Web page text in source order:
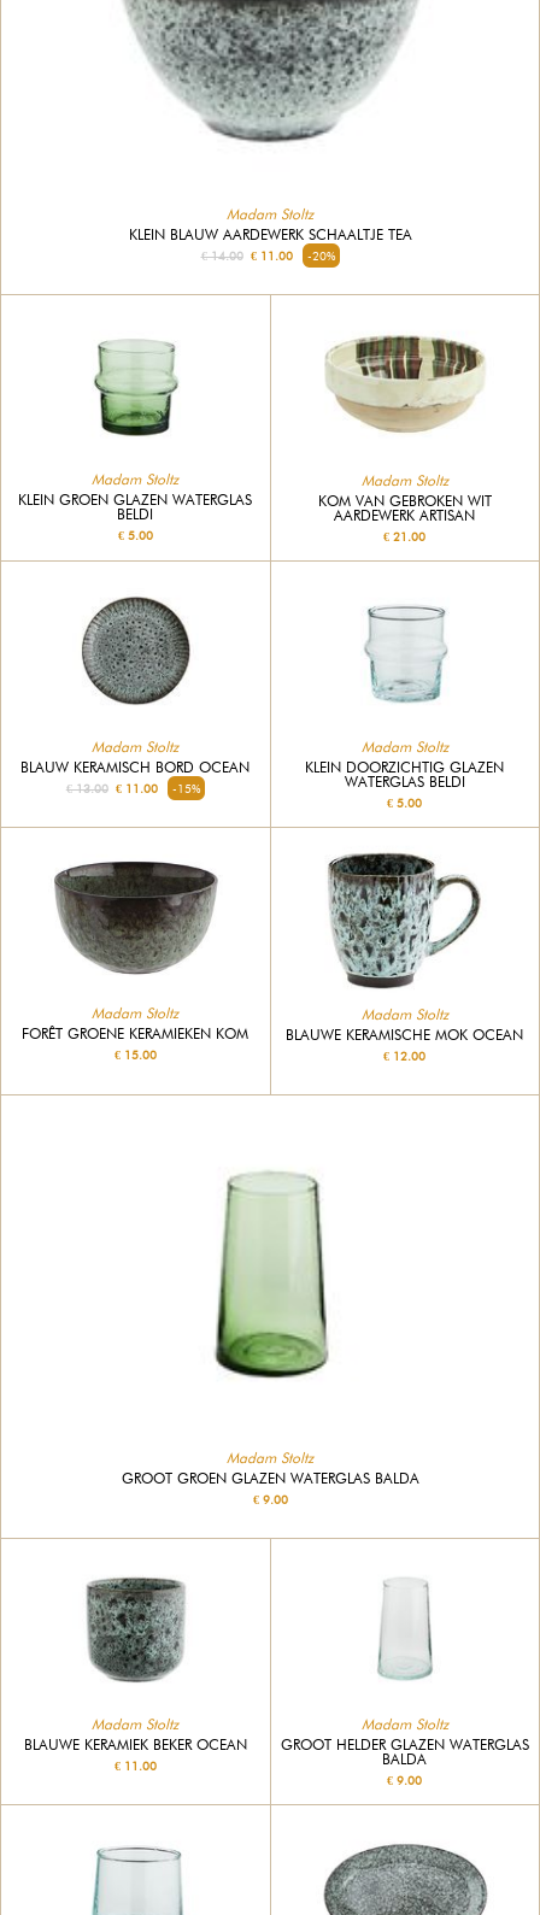
Madam Stoltz
KLEIN BLAUW AARDEWERK SCHAALTJE TEA
€ 14.00€ 11.00 -20%
Madam Stoltz
KLEIN GROEN GLAZEN WATERGLAS
BELDI
€ 5.00
Madam Stoltz
KOM VAN GEBROKEN WIT
AARDEWERK ARTISAN
€ 21.00
Madam Stoltz
BLAUW KERAMISCH BORD OCEAN
€ 13.00€ 11.00 -15%
Madam Stoltz
KLEIN DOORZICHTIG GLAZEN
WATERGLAS BELDI
€ 5.00
Madam Stoltz
FORÊT GROENE KERAMIEKEN KOM
€ 15.00
Madam Stoltz
BLAUWE KERAMISCHE MOK OCEAN
€ 12.00
Madam Stoltz
GROOT GROEN GLAZEN WATERGLAS BALDA
€ 9.00
Madam Stoltz
BLAUWE KERAMIEK BEKER OCEAN
€ 11.00
Madam Stoltz
GROOT HELDER GLAZEN WATERGLAS
BALDA
€ 9.00